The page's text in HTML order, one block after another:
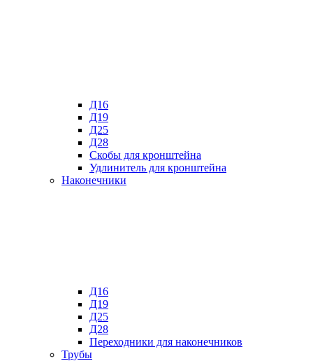
Д16
Д19
Д25
Д28
Скобы для кронштейна
Удлинитель для кронштейна
Наконечники
Д16
Д19
Д25
Д28
Переходники для наконечников
Трубы